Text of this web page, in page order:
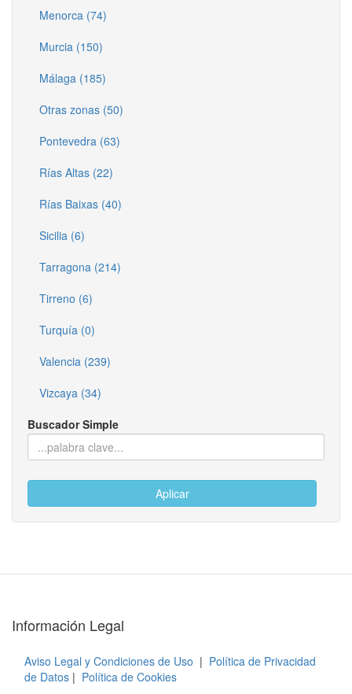
Menorca (74)
Murcia (150)
Málaga (185)
Otras zonas (50)
Pontevedra (63)
Rías Altas (22)
Rías Baixas (40)
Sicilia (6)
Tarragona (214)
Tirreno (6)
Turquía (0)
Valencia (239)
Vizcaya (34)
Buscador Simple
Aplicar
Información Legal
Aviso Legal y Condiciones de Uso | Política de Privacidad
de Datos | Política de Cookies